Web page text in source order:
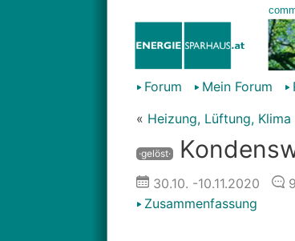
Forum Mein Forum
« Heizung, Lüftung, Klima
·gelöst·
30.10. -10.11.2020 9
Zusammenfassung